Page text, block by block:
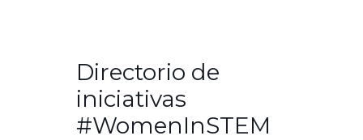
Directorio de
iniciativas
#WomenInSTEM